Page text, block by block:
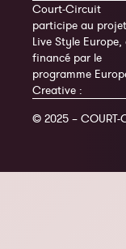
Court-Circuit
participe au projet
Live Style Europe,
financé par le
programme
Creative :
© 2025 – COURT-